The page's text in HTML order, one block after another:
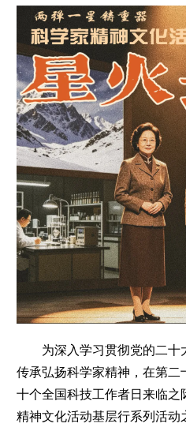
为深入学习贯彻党的二十
传承弘扬科学家精神，在第
十个全国科技工作者日来临之
精神文化活动基层行系列活动